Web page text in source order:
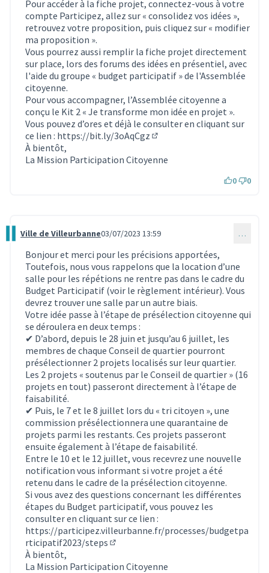
Pour accéder à la fiche projet, connectez-vous à votre
compte Participez, allez sur « consolidez vos idées »,
retrouvez votre proposition, puis cliquez sur « modifier
ma proposition ».
Vous pourrez aussi remplir la fiche projet directement
sur place, lors des forums des idées en présentiel, avec
l'aide du groupe « budget participatif » de l'Assemblée
citoyenne.
Pour vous accompagner, l’Assemblée citoyenne a
conçu le Kit 2 « Je transforme mon idée en projet ».
Vous pouvez d’ores et déjà le consulter en cliquant sur
ce lien : https://bit.ly/3oAqCgz
À bientôt,
La Mission Participation Citoyenne
0 0
Commentaire 2810
Ville de Villeurbanne03/07/2023 13:59 …
Bonjour et merci pour les précisions apportées,
Toutefois, nous vous rappelons que la location d’une
salle pour les répétions ne rentre pas dans le cadre du
Budget Participatif (voir le règlement intérieur). Vous
devrez trouver une salle par un autre biais.
Votre idée passe à l’étape de présélection citoyenne qui
se déroulera en deux temps :
✔ D’abord, depuis le 28 juin et jusqu’au 6 juillet, les
membres de chaque Conseil de quartier pourront
présélectionner 2 projets localisés sur leur quartier.
Les 2 projets « soutenus par le Conseil de quartier » (16
projets en tout) passeront directement à l’étape de
faisabilité.
✔ Puis, le 7 et le 8 juillet lors du « tri citoyen », une
commission présélectionnera une quarantaine de
projets parmi les restants. Ces projets passeront
ensuite également à l’étape de faisabilité.
Entre le 10 et le 12 juillet, vous recevrez une nouvelle
notification vous informant si votre projet a été
retenu dans le cadre de la présélection citoyenne.
Si vous avez des questions concernant les différentes
étapes du Budget participatif, vous pouvez les
consulter en cliquant sur ce lien :
https://participez.villeurbanne.fr/processes/budgetpa
rticipatif2023/steps
À bientôt,
La Mission Participation Citoyenne